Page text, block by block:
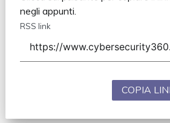
negli appunti.
RSS link
COPIA